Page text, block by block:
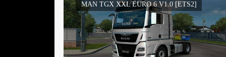
MAN TGX XXL EURO 6 V1.0 [ETS2]